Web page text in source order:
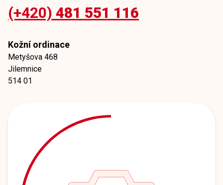
(+420) 481 551 116
Kožní ordinace
Metyšova 468
Jilemnice
514 01